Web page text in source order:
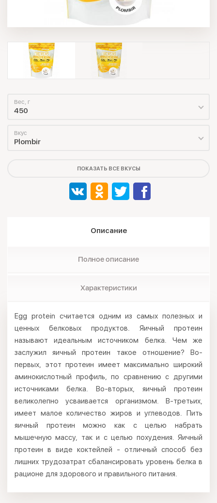
Вес, г
450
Вкус
Plombir
ПОКАЗАТЬ ВСЕ ВКУСЫ
Описание
Полное описание
Характеристики
Egg protein считается одним из самых полезных и
ценных белковых продуктов. Яичный протеин
называют идеальным источником белка. Чем же
заслужил яичный протеин такое отношение? Во-
первых, этот протеин имеет максимально широкий
аминокислотный профиль, по сравнению с другими
источниками белка. Во-вторых, яичный протеин
великолепно усваивается организмом. В-третьих,
имеет малое количество жиров и углеводов. Пить
яичный протеин можно как с целью набрать
мышечную массу, так и с целью похудения. Яичный
протеин в виде коктейлей - отличный способ без
лишних трудозатрат сбалансировать уровень белка в
рационе для здорового и правильного питания.